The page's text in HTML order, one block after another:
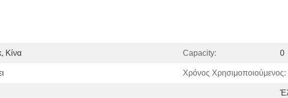
Κίνα Capacity: 0
Χρόνος Χρησιμοποιούμενος: